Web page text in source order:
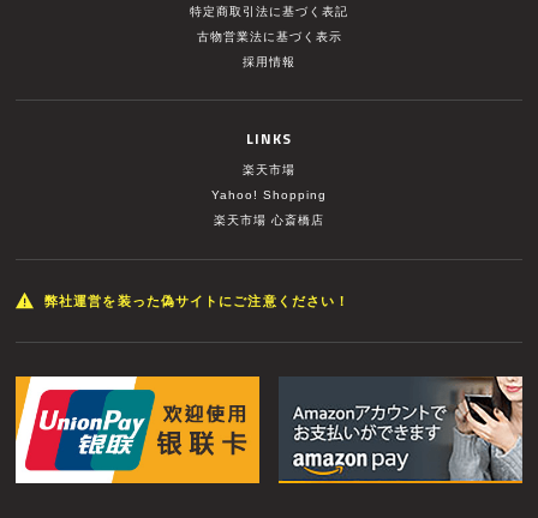
特定商取引法に基づく表記
古物営業法に基づく表示
採用情報
LINKS
楽天市場
Yahoo! Shopping
楽天市場 心斎橋店
弊社運営を装った偽サイトにご注意ください！